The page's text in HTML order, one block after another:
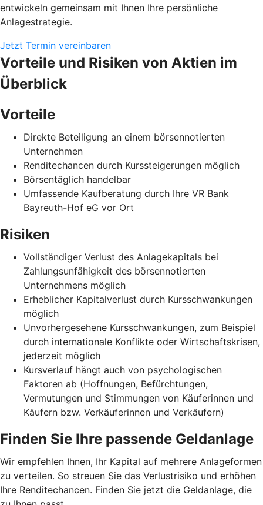
entwickeln gemeinsam mit Ihnen Ihre persönliche
Anlagestrategie.
Jetzt Termin vereinbaren
Vorteile und Risiken von Aktien im
Überblick
Vorteile
Direkte Beteiligung an einem börsennotierten
Unternehmen
Renditechancen durch Kurssteigerungen möglich
Börsentäglich handelbar
Umfassende Kaufberatung durch Ihre VR Bank
Bayreuth-Hof eG vor Ort
Risiken
Vollständiger Verlust des Anlagekapitals bei
Zahlungsunfähigkeit des börsennotierten
Unternehmens möglich
Erheblicher Kapitalverlust durch Kursschwankungen
möglich
Unvorhergesehene Kursschwankungen, zum Beispiel
durch internationale Konflikte oder Wirtschaftskrisen,
jederzeit möglich
Kursverlauf hängt auch von psychologischen
Faktoren ab (Hoffnungen, Befürchtungen,
Vermutungen und Stimmungen von Käuferinnen und
Käufern bzw. Verkäuferinnen und Verkäufern)
Finden Sie Ihre passende Geldanlage
Wir empfehlen Ihnen, Ihr Kapital auf mehrere Anlageformen
zu verteilen. So streuen Sie das Verlustrisiko und erhöhen
Ihre Renditechancen. Finden Sie jetzt die Geldanlage, die